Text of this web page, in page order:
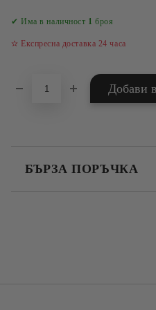
✔ Има в наличност 1 броя
✫ Експресна доставка 24 часа
БЪРЗА ПОРЪЧКА